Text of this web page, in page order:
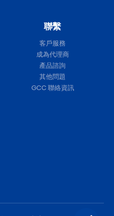
聯繫
客戶服務
成為代理商
產品諮詢
其他問題
GCC 聯絡資訊